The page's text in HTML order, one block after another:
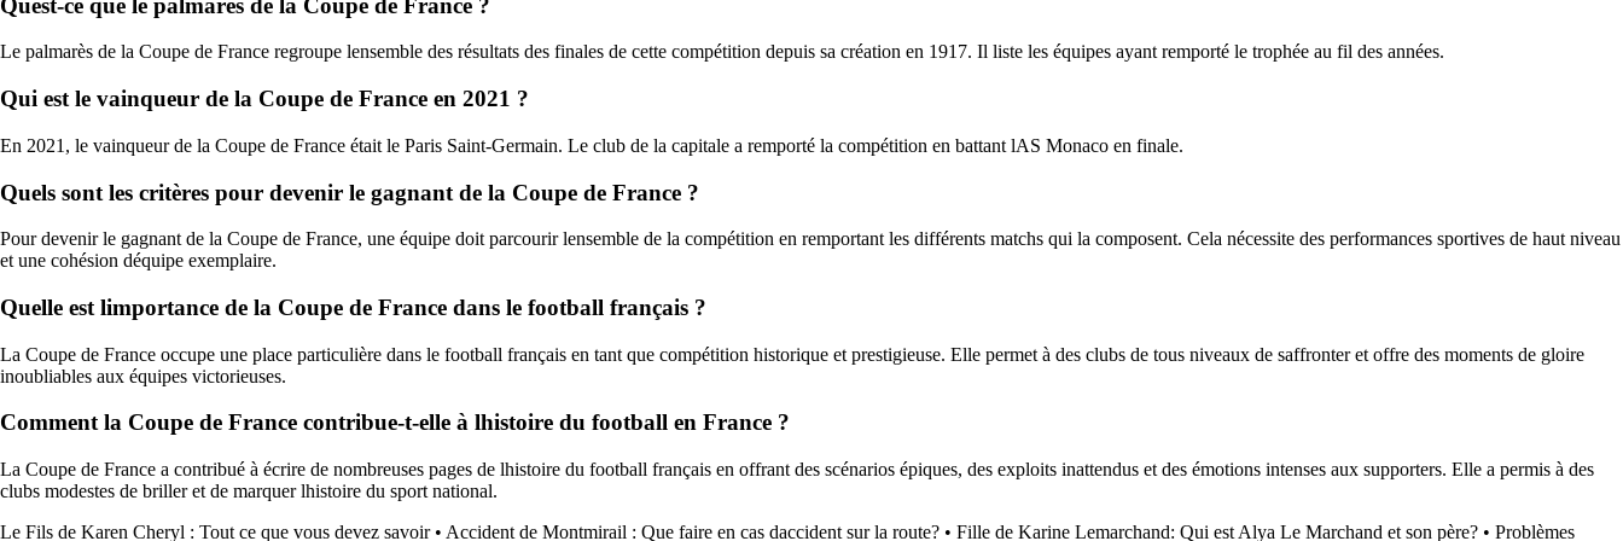
Le palmarès de la Coupe de France regroupe lensemble des résultats des finales de cette compétition depuis sa création en 1917. Il liste les équipes ayant remporté le trophée au fil des années.
Qui est le vainqueur de la Coupe de France en 2021 ?
En 2021, le vainqueur de la Coupe de France était le Paris Saint-Germain. Le club de la capitale a remporté la compétition en battant lAS Monaco en finale.
Quels sont les critères pour devenir le gagnant de la Coupe de France ?
Pour devenir le gagnant de la Coupe de France, une équipe doit parcourir lensemble de la compétition en remportant les différents matchs qui la composent. Cela nécessite des performances sportives de haut niveau
et une cohésion déquipe exemplaire.
Quelle est limportance de la Coupe de France dans le football français ?
La Coupe de France occupe une place particulière dans le football français en tant que compétition historique et prestigieuse. Elle permet à des clubs de tous niveaux de saffronter et offre des moments de gloire
inoubliables aux équipes victorieuses.
Comment la Coupe de France contribue-t-elle à lhistoire du football en France ?
La Coupe de France a contribué à écrire de nombreuses pages de lhistoire du football français en offrant des scénarios épiques, des exploits inattendus et des émotions intenses aux supporters. Elle a permis à des
clubs modestes de briller et de marquer lhistoire du sport national.
Le Fils de Karen Cheryl : Tout ce que vous devez savoir• Accident de Montmirail : Que faire en cas daccident sur la route? • Fille de Karine Lemarchand: Qui est Alya Le Marchand et son père? • Problèmes